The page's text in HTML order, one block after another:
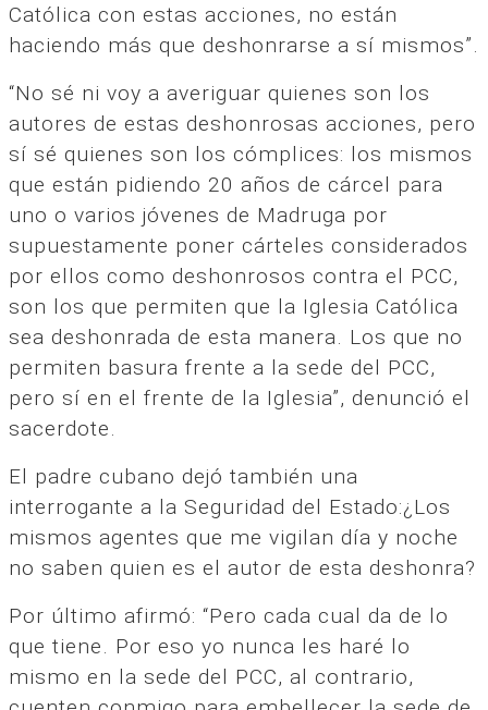
Católica con estas acciones, no están
haciendo más que deshonrarse a sí mismos”.
“No sé ni voy a averiguar quienes son los
autores de estas deshonrosas acciones, pero
sí sé quienes son los cómplices: los mismos
que están pidiendo 20 años de cárcel para
uno o varios jóvenes de Madruga por
supuestamente poner cárteles considerados
por ellos como deshonrosos contra el PCC,
son los que permiten que la Iglesia Católica
sea deshonrada de esta manera. Los que no
permiten basura frente a la sede del PCC,
pero sí en el frente de la Iglesia”, denunció el
sacerdote.
El padre cubano dejó también una
interrogante a la Seguridad del Estado:¿Los
mismos agentes que me vigilan día y noche
no saben quien es el autor de esta deshonra?
Por último afirmó: “Pero cada cual da de lo
que tiene. Por eso yo nunca les haré lo
mismo en la sede del PCC, al contrario,